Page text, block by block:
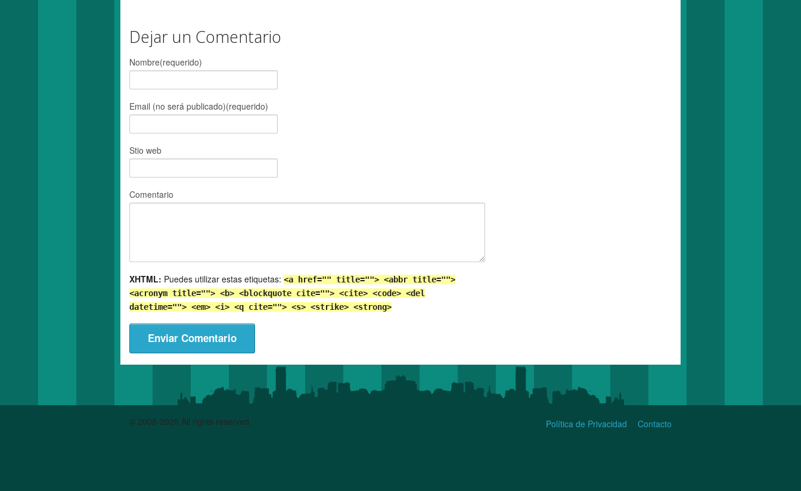
Dejar un Comentario
Nombre(requerido)
Email (no será publicado)(requerido)
Stio web
Comentario
XHTML: Puedes utilizar estas etiquetas: <a href="" title=""> <abbr title="">
<acronym title=""> <b> <blockquote cite=""> <cite> <code> <del
datetime=""> <em> <i> <q cite=""> <s> <strike> <strong>
© 2008-2026 All rights reserved. Contacto
Política de Privacidad